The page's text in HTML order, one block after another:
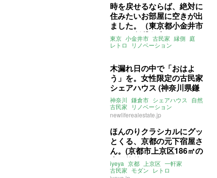
時を戻せるならば、絶対に
住みたいお部屋に空きが出
ました。（東京都小金井市
10㎡の賃貸住宅）
東京 小金井市 古民家 縁側 庭
レトロ
リノベーション
木漏れ日の中で「おはよ
う」を。女性限定の古民家
シェアハウス (神奈川県鎌
倉市7〜10㎡の賃貸物件)
神奈川 鎌倉市 シェアハウス
自然
古民家
リノベーション
ライター：くまのなな
newliferealestate.jp
ほんのりクラシカルにグッ
とくる、京都の元下宿屋さ
ん。(京都市上京区186㎡の
売買物件)
iyeya 京都 上京区 一軒家
古民家 モダン レトロ